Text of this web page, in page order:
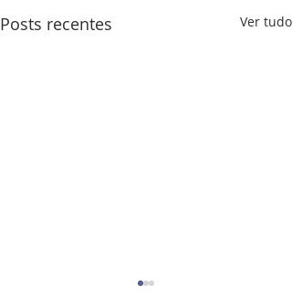
Posts recentes Ver tudo